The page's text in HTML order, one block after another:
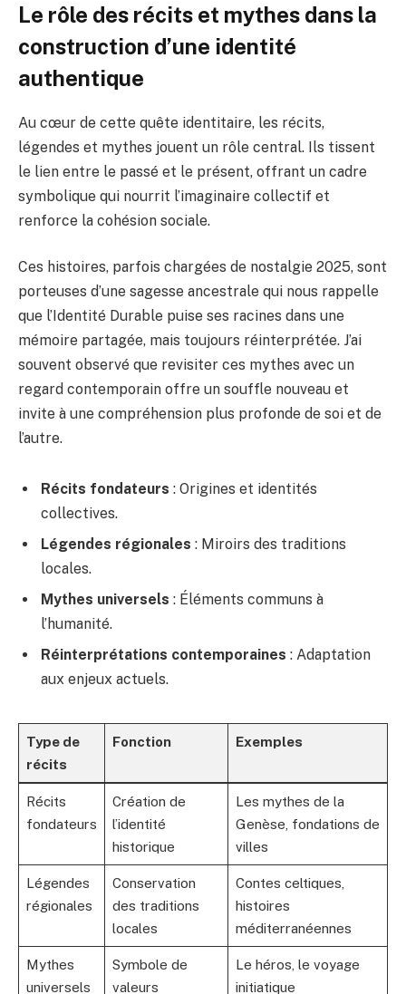
Le rôle des récits et mythes dans la
construction d’une identité
authentique
Au cœur de cette quête identitaire, les récits,
légendes et mythes jouent un rôle central. Ils tissent
le lien entre le passé et le présent, offrant un cadre
symbolique qui nourrit l’imaginaire collectif et
renforce la cohésion sociale.
Ces histoires, parfois chargées de nostalgie 2025, sont
porteuses d’une sagesse ancestrale qui nous rappelle
que l’Identité Durable puise ses racines dans une
mémoire partagée, mais toujours réinterprétée. J’ai
souvent observé que revisiter ces mythes avec un
regard contemporain offre un souffle nouveau et
invite à une compréhension plus profonde de soi et de
l’autre.
Récits fondateurs : Origines et identités
collectives.
Légendes régionales : Miroirs des traditions
locales.
Mythes universels : Éléments communs à
l’humanité.
Réinterprétations contemporaines : Adaptation
aux enjeux actuels.
Type de
récits
Fonction Exemples
Récits
fondateurs
Création de
l’identité
historique
Les mythes de la
Genèse, fondations de
villes
Légendes
régionales
Conservation
des traditions
locales
Contes celtiques,
histoires
méditerranéennes
Mythes
universels
Symbole de
valeurs
Le héros, le voyage
initiatique